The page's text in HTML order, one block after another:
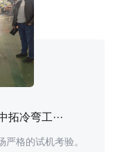
冷弯工···
格的试机考验。